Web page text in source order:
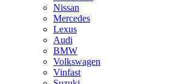
Nissan
Mercedes
Lexus
Audi
BMW
Volkswagen
Vinfast